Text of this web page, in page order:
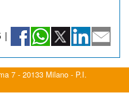
|
7 - 20133 Milano - P.I.